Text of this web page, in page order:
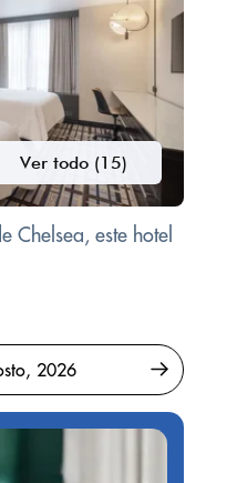
Ver todo (15)
este hotel